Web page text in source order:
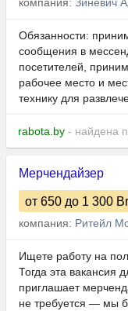
компания: Зиневич
Обязанности:
сообщения в
посетителей,
рабочее место и
технику для
rabota.by - найдена
Мерчендайзер
от 650 до 1 300 Br
компания: Ритейл
Ищете работу на
Тогда эта вакансия
приглашает
не требуется — мы